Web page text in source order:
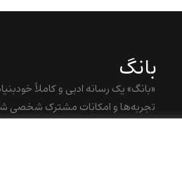
بانگ
«بانگ» یک رسانه ادبی و کاملاً
تجربه‌ها و امکانات مشترک شخصی